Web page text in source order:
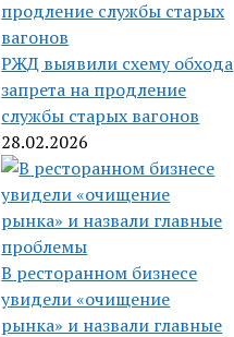
РЖД выявили схему обхода
запрета на продление
службы старых вагонов
28.02.2026
В ресторанном бизнесе
увидели «очищение
рынка» и назвали главные